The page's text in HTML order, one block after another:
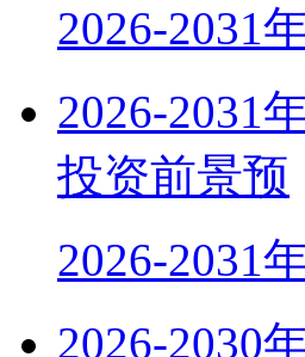
2026-2031
2026-2031
投资前景预
2026-2031
2026-2030